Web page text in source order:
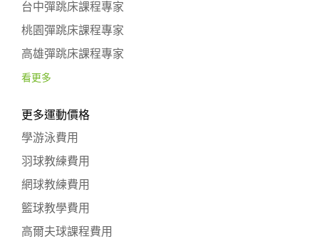
台中彈跳床課程專家
桃園彈跳床課程專家
高雄彈跳床課程專家
看更多
更多運動價格
學游泳費用
羽球教練費用
網球教練費用
籃球教學費用
高爾夫球課程費用